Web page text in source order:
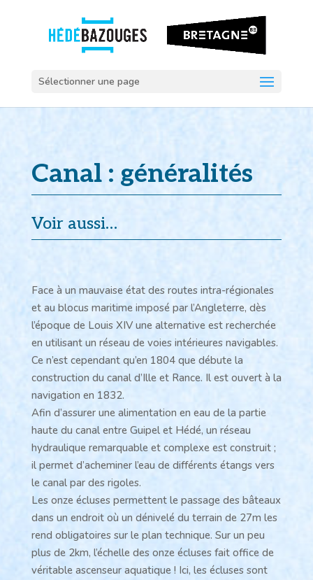
Sélectionner une page
Canal : généralités
Voir aussi…
Face à un mauvaise état des routes intra-régionales
et au blocus maritime imposé par l’Angleterre, dès
l’époque de Louis XIV une alternative est recherchée
en utilisant un réseau de voies intérieures navigables.
Ce n’est cependant qu’en 1804 que débute la
construction du canal d’Ille et Rance. Il est ouvert à la
navigation en 1832.
Afin d’assurer une alimentation en eau de la partie
haute du canal entre Guipel et Hédé, un réseau
hydraulique remarquable et complexe est construit ;
il permet d’acheminer l’eau de différents étangs vers
le canal par des rigoles.
Les onze écluses permettent le passage des bâteaux
dans un endroit où un dénivelé du terrain de 27m les
rend obligatoires sur le plan technique. Sur un peu
plus de 2km, l’échelle des onze écluses fait office de
véritable ascenseur aquatique ! Ici, les écluses sont